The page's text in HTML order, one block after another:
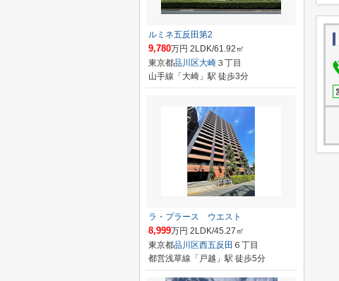
ルミネ五反田第2
9,780万円 2LDK/61.92㎡
東京都品川区大崎 ３丁目
山手線「大崎」駅 徒歩3分
ラ・プラース ウエスト
8,999万円 2LDK/45.27㎡
東京都品川区西五反田 ６丁目
都営浅草線「戸越」駅 徒歩5分